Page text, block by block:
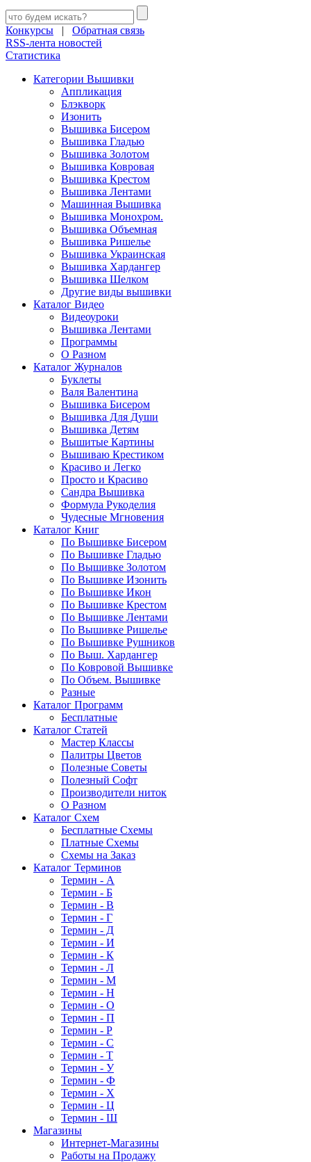
Конкурсы | Обратная связь
RSS-лента новостей
Статистика
Категории Вышивки
Аппликация
Блэкворк
Изонить
Вышивка Бисером
Вышивка Гладью
Вышивка Золотом
Вышивка Ковровая
Вышивка Крестом
Вышивка Лентами
Машинная Вышивка
Вышивка Монохром.
Вышивка Объемная
Вышивка Ришелье
Вышивка Украинская
Вышивка Хардангер
Вышивка Шелком
Другие виды вышивки
Каталог Видео
Видеоуроки
Вышивка Лентами
Программы
О Разном
Каталог Журналов
Буклеты
Валя Валентина
Вышивка Бисером
Вышивка Для Души
Вышивка Детям
Вышитые Картины
Вышиваю Крестиком
Красиво и Легко
Просто и Красиво
Сандра Вышивка
Формула Рукоделия
Чудесные Мгновения
Каталог Книг
По Вышивке Бисером
По Вышивке Гладью
По Вышивке Золотом
По Вышивке Изонить
По Вышивке Икон
По Вышивке Крестом
По Вышивке Лентами
По Вышивке Ришелье
По Вышивке Рушников
По Выш. Хардангер
По Ковровой Вышивке
По Объем. Вышивке
Разные
Каталог Программ
Бесплатные
Каталог Статей
Мастер Классы
Палитры Цветов
Полезные Советы
Полезный Софт
Производители ниток
О Разном
Каталог Схем
Бесплатные Схемы
Платные Схемы
Схемы на Заказ
Каталог Терминов
Термин - А
Термин - Б
Термин - В
Термин - Г
Термин - Д
Термин - И
Термин - К
Термин - Л
Термин - М
Термин - Н
Термин - О
Термин - П
Термин - Р
Термин - С
Термин - Т
Термин - У
Термин - Ф
Термин - Х
Термин - Ц
Термин - Ш
Магазины
Интернет-Магазины
Работы на Продажу